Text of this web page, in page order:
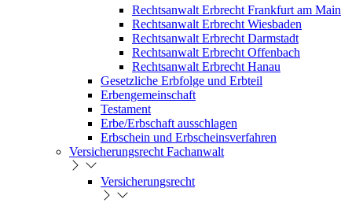
Rechtsanwalt Erbrecht Frankfurt am Main
Rechtsanwalt Erbrecht Wiesbaden
Rechtsanwalt Erbrecht Darmstadt
Rechtsanwalt Erbrecht Offenbach
Rechtsanwalt Erbrecht Hanau
Gesetzliche Erbfolge und Erbteil
Erbengemeinschaft
Testament
Erbe/Erbschaft ausschlagen
Erbschein und Erbscheinsverfahren
Versicherungsrecht Fachanwalt
Versicherungsrecht